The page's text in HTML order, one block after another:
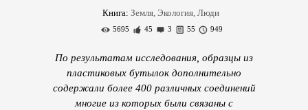
Книга: Земля, Экология, Люди
5695 45 3 55 949
По результатам исследования, образцы из
пластиковых бутылок дополнительно
содержали более 400 различных соединений
многие из которых были связаны с